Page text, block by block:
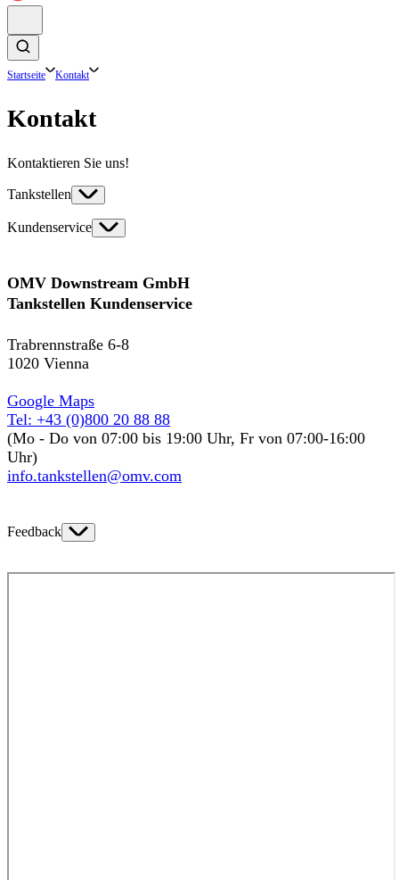
Startseite Kontakt
Kontakt
Kontaktieren Sie uns!
Tankstellen
Kundenservice
OMV Downstream GmbH
Tankstellen Kundenservice
Trabrennstraße 6-8
1020 Vienna
Google Maps
Tel: +43 (0)800 20 88 88
(Mo - Do von 07:00 bis 19:00 Uhr, Fr von 07:00-16:00
Uhr)
info.tankstellen@omv.com
Feedback